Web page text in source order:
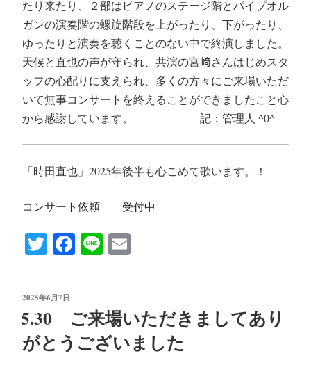
たり来たり、２部はピアノのステージ階とパイプオル
ガンの演奏階の螺旋階段を上がったり、下がったり、
ゆったりと演奏を聴くことのない中で終演しました。
天候と直也の声が守られ、共演の宮﨑さんはじめスタ
ッフの心配りに支えられ、多くの方々にご来場いただ
いて無事コンサートを終えることができましたこと心
から感謝しています。 記：管理人 ^0^
「時田直也」2025年後半も心こめて歌います。！
コンサート依頼 受付中
T
tte
r
Fa
ok
Li
投
日:
2025年6月7日
5.30 ご来場いただきましてあり
がとうございました